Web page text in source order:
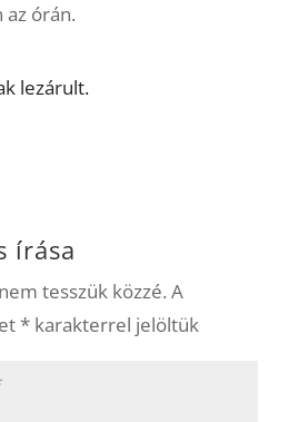
az órán.
lezárult.
írása
tesszük közzé. A
*karakterrel jelöltük